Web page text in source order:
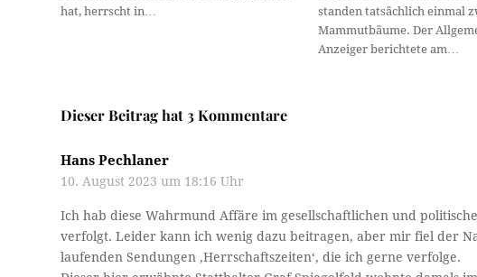
hat, herrscht in…
standen tatsächlich einmal
Mammutbäume. Der
Anzeiger berichtete am…
Dieser Beitrag hat 3 Kommentare
Hans Pechlaner
10. August 2023 um 18:16 Uhr
Ich hab diese Wahrmund Affäre im gesellschaftlichen und
verfolgt. Leider kann ich wenig dazu beitragen, aber mir fiel der
laufenden Sendungen ‚Herrschaftszeiten‘, die ich gerne verfolge.